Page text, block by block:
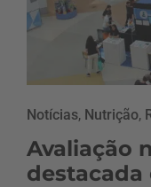
Notícias, Nutrição,
Avaliação
destacada